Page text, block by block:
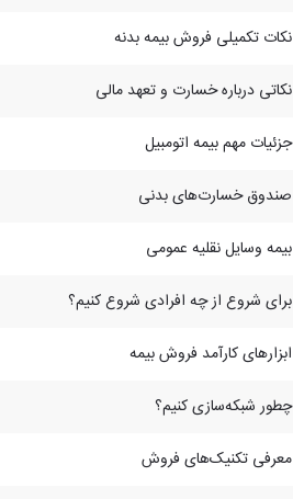
نکات تکمیلی فروش بیمه بدنه
نکاتی درباره خسارت و تعهد مالی
جزئیات مهم بیمه اتومبیل
صندوق خسارت‌های بدنی
بیمه وسایل نقلیه عمومی
برای شروع از چه افرادی شروع کنیم؟
ابزارهای کارآمد فروش بیمه
چطور شبکه‌سازی کنیم؟
معرفی تکنیک‌های فروش